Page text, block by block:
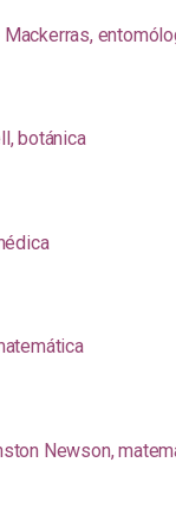
botánica
Newson,